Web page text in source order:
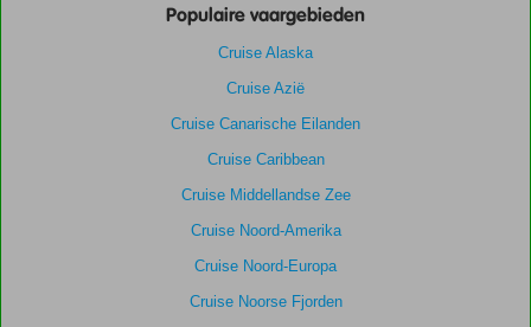
Populaire vaargebieden
Cruise Alaska
Cruise Azië
Cruise Canarische Eilanden
Cruise Caribbean
Cruise Middellandse Zee
Cruise Noord-Amerika
Cruise Noord-Europa
Cruise Noorse Fjorden